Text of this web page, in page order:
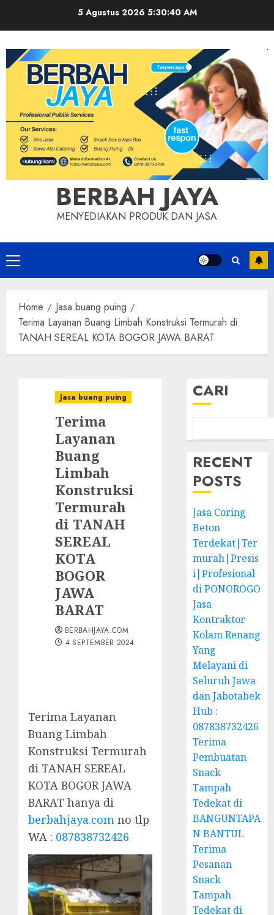
5 Agustus 2026 5:30:40 AM
BERBAH JAYA
MENYEDIAKAN PRODUK DAN JASA
Primary
Menu
Home
Jasa buang puing
Terima Layanan Buang Limbah Konstruksi Termurah di
TANAH SEREAL KOTA BOGOR JAWA BARAT
Jasa buang puing
Terima
Layanan
Buang
Limbah
Konstruksi
Termurah
di TANAH
SEREAL
KOTA
BOGOR
JAWA
BARAT
BERBAHJAYA.COM
4 SEPTEMBER 2024
Terima Layanan
Buang Limbah
Konstruksi Termurah
di TANAH SEREAL
KOTA BOGOR JAWA
BARAT hanya di
berbahjaya.com no tlp
WA : 087838732426
CARI
RECENT
POSTS
Jasa Coring
Beton
Terdekat|Ter
murah|Presis
i|Profesional
di PONOROGO
Jasa
Kontraktor
Kolam Renang
Yang
Melayani di
Seluruh Jawa
dan Jabotabek
Hub :
087838732426
Terima
Pembuatan
Snack
Tampah
Tedekat di
BANGUNTAPA
N BANTUL
Terima
Pesanan
Snack
Tampah
Tedekat di